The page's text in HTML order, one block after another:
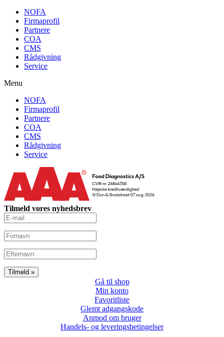
NOFA
Firmaprofil
Partnere
COA
CMS
Rådgivning
Service
Menu
NOFA
Firmaprofil
Partnere
COA
CMS
Rådgivning
Service
Tilmeld vores nyhedsbrev
Gå til shop
Min konto
Favoritliste
Glemt adgangskode
Anmod om bruger
Handels- og leveringsbetingelser